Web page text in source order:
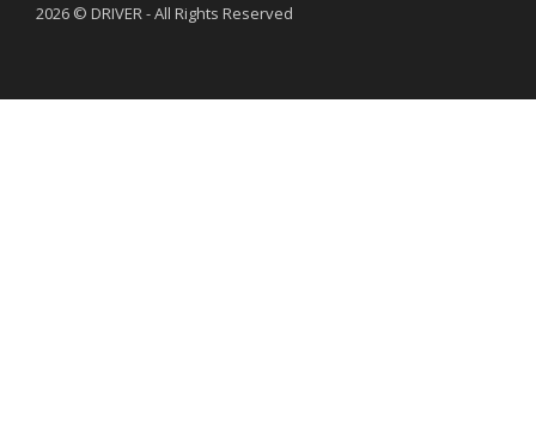
2026 © DRIVER - All Rights Reserved